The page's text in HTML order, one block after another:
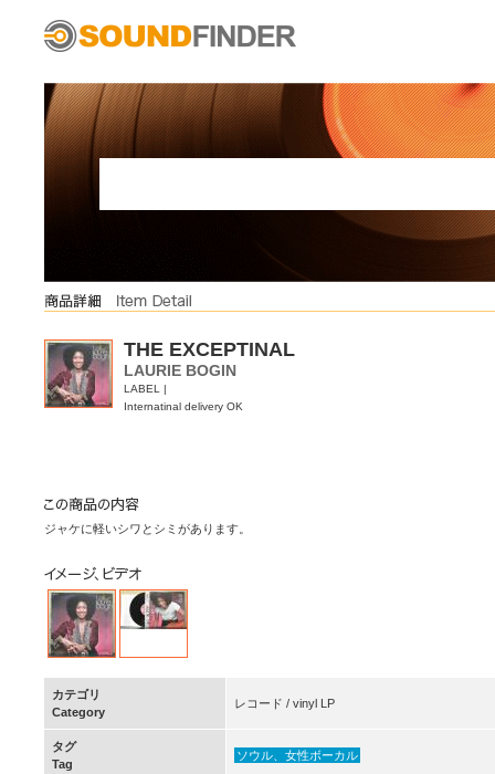
THE EXCEPTINAL
LAURIE BOGIN
LABEL |
Internatinal delivery OK
ジャケに軽いシワとシミがあります。
カテゴリ
Category
レコード / vinyl LP
タグ
Tag
ソウル、女性ボーカル